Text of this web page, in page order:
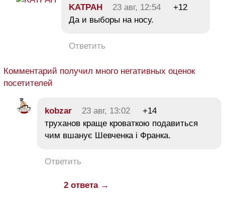
KATPAH 23 авг, 12:54
+12
Да и выборы на носу.
Ответить
Комментарий получил много негативных оценок
посетителей
kobzar 23 авг, 13:02
+14
труханов краще кроваткою подавиться
чим вшанує Шевченка і Франка.
Ответить
2 ответа →